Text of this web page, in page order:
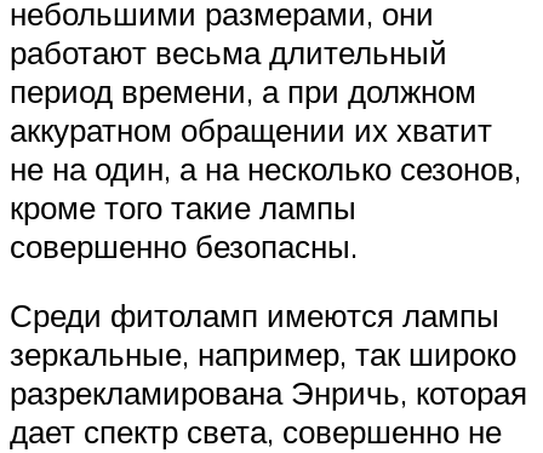
небольшими размерами, они
работают весьма длительный
период времени, а при должном
аккуратном обращении их хватит
не на один, а на несколько сезонов,
кроме того такие лампы
совершенно безопасны.
Среди фитоламп имеются лампы
зеркальные, например, так широко
разрекламирована Энричь, которая
дает спектр света, совершенно не